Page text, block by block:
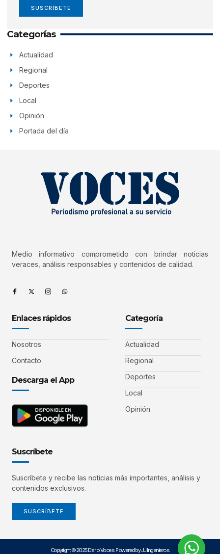
SUSCRÍBETE
Categorías
Actualidad
Regional
Deportes
Local
Opinión
Portada del día
Medio informativo comprometido con brindar noticias
veraces, análisis responsables y contenidos de calidad.
Enlaces rápidos
Nosotros
Contacto
Descarga el App
Categoría
Actualidad
Regional
Deportes
Local
Opinión
Suscríbete
Suscríbete y recibe las noticias más importantes, análisis y
contenidos exclusivos.
SUSCRÍBETE
Copyright © 2025 Diario Voces. Powered by JJ Ingenieros.